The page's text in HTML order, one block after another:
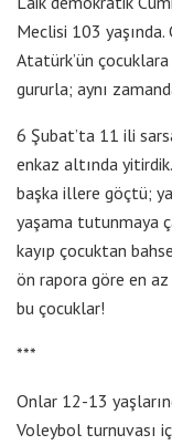
Meclisi 103
Atatürk’ün çocuklara
gururla; aynı
6 Şubat’ta 11 ili
enkaz altında
başka illere göçtü;
yaşama tutunmaya
kayıp çocuktan
ön rapora göre en
bu çocuklar!
***
Onlar 12-13
Voleybol turnuvası